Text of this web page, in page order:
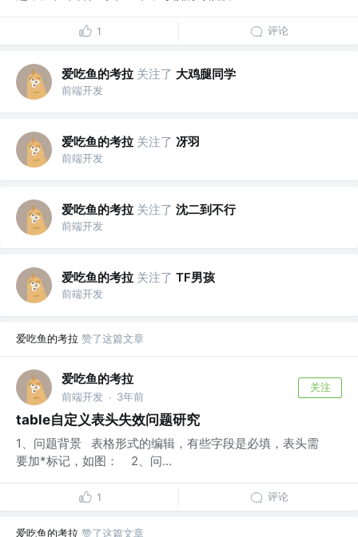
1 评论
爱吃鱼的考拉 关注了 大鸡腿同学
前端开发
爱吃鱼的考拉 关注了 冴羽
前端开发
爱吃鱼的考拉 关注了 沈二到不行
前端开发
爱吃鱼的考拉 关注了 TF男孩
前端开发
爱吃鱼的考拉 赞了这篇文章
爱吃鱼的考拉
前端开发 · 3年前
关注
table自定义表头失效问题研究
1、问题背景 表格形式的编辑，有些字段是必填，表头需
要加*标记，如图： 2、问...
1 评论
爱吃鱼的考拉 赞了这篇文章